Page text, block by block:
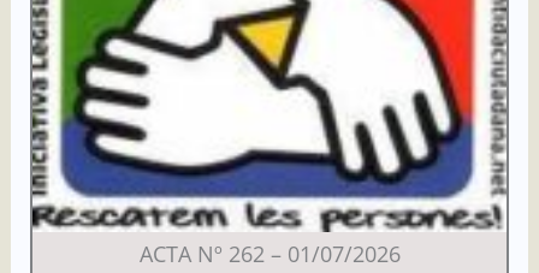
ACTA Nº 262 – 01/07/2026